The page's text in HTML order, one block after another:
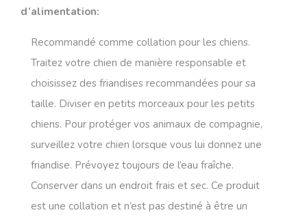
d’alimentation:
Recommandé comme collation pour les chiens.
Traitez votre chien de manière responsable et
choisissez des friandises recommandées pour sa
taille. Diviser en petits morceaux pour les petits
chiens. Pour protéger vos animaux de compagnie,
surveillez votre chien lorsque vous lui donnez une
friandise. Prévoyez toujours de l’eau fraîche.
Conserver dans un endroit frais et sec. Ce produit
est une collation et n’est pas destiné à être un